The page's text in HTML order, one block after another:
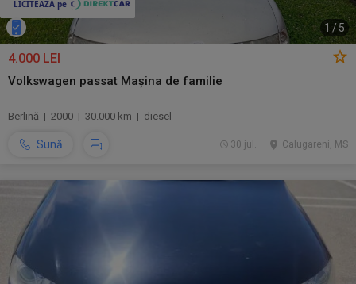
1 /5
4.000 LEI
Volkswagen passat Mașina de familie
Berlină | 2000 | 30.000 km | diesel
Sună Calugareni, MS
30 jul.